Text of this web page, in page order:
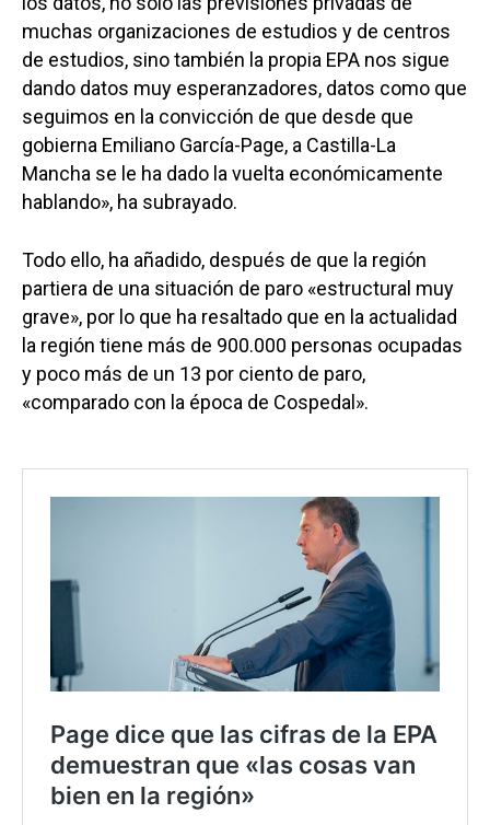
muchas organizaciones de estudios y de centros
de estudios, sino también la propia EPA nos sigue
dando datos muy esperanzadores, datos como que
seguimos en la convicción de que desde que
gobierna Emiliano García-Page, a Castilla-La
Mancha se le ha dado la vuelta económicamente
hablando», ha subrayado.
Todo ello, ha añadido, después de que la región
partiera de una situación de paro «estructural muy
grave», por lo que ha resaltado que en la actualidad
la región tiene más de 900.000 personas ocupadas
y poco más de un 13 por ciento de paro,
«comparado con la época de Cospedal».